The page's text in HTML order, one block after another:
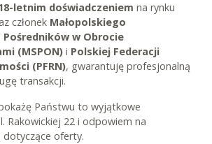
letnim doświadczeniem na rynku
członek Małopolskiego
w Obrocie
(MSPON) i Polskiej Federacji
(PFRN), gwarantuję profesjonalną
transakcji.
Państwu to wyjątkowe
Rakowickiej 22 i odpowiem na
dotyczące oferty.